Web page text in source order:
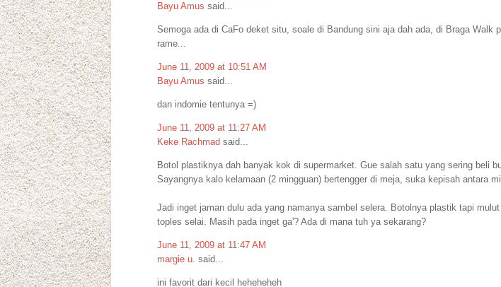
Bayu Amus said...
Semoga ada di CaFo deket situ, soale di Bandung sini aja dah ada, di Braga Walk
rame...
June 11, 2009 at 10:51 AM
Bayu Amus said...
dan indomie tentunya =)
June 11, 2009 at 11:27 AM
Keke Rachmad said...
Botol plastiknya dah banyak kok di supermarket. Gue salah satu yang sering beli
Sayangnya kalo kelamaan (2 mingguan) bertengger di meja, suka kepisah antara
Jadi inget jaman dulu ada yang namanya sambel selera. Botolnya plastik tapi
toples selai. Masih pada inget ga'? Ada di mana tuh ya sekarang?
June 11, 2009 at 11:47 AM
margie u. said...
ini favorit dari kecil heheheheh